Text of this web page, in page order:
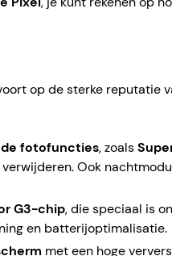
op de sterke reputatie
fotofuncties, zoals
Ook
G3-chip, die speciaal is
en batterijoptimalisatie.
met een hoge